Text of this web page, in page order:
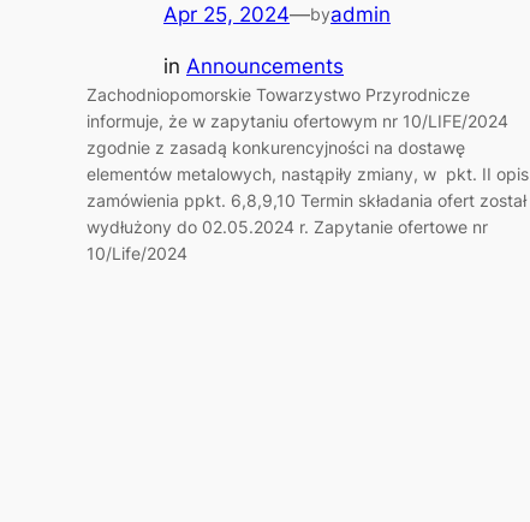
Apr 25, 2024—byadmin
in Announcements
Zachodniopomorskie Towarzystwo Przyrodnicze
informuje, że w zapytaniu ofertowym nr 10/LIFE/2024
zgodnie z zasadą konkurencyjności na dostawę
elementów metalowych, nastąpiły zmiany, w pkt. II opis
zamówienia ppkt. 6,8,9,10 Termin składania ofert został
wydłużony do 02.05.2024 r. Zapytanie ofertowe nr
10/Life/2024